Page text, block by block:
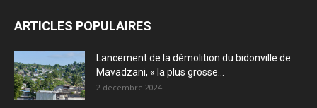
ARTICLES POPULAIRES
Lancement de la démolition du bidonville de
Mavadzani, « la plus grosse...
2 décembre 2024